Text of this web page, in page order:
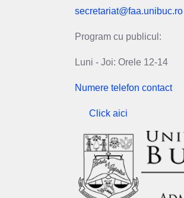
secretariat@faa.unibuc.ro
Program cu publicul:
Luni - Joi: Orele 12-14
Numere telefon contact
Click aici